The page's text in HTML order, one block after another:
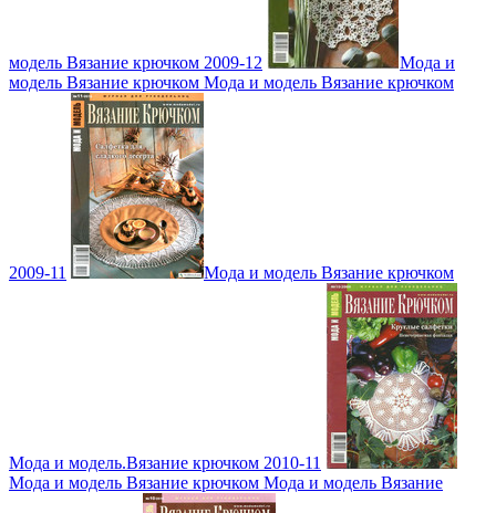
модель Вязание крючком 2009-12
Мода и
модель Вязание крючком Мода и модель Вязание крючком
2009-11 Мода и модель Вязание крючком
Мода и модель.Вязание крючком 2010-11
Мода и модель Вязание крючком Мода и модель Вязание